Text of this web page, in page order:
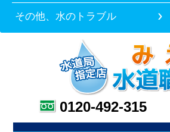
その他、水のトラブル
0120-492-315